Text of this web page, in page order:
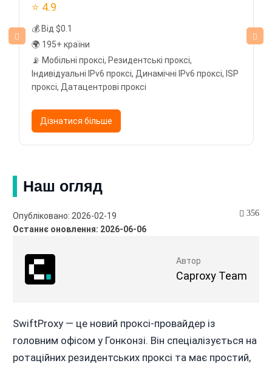
⭐ 4.9
💰 Від $0.1
🌍 195+ країни
📡 Мобільні проксі, Резидентські проксі,
Індивідуальні IPv6 проксі, Динамічні IPv6 проксі, ISP
проксі, Датацентрові проксі
Дізнатися більше
Наш огляд
Автор
Caproxy Team
Опубліковано: 2026-02-19
Останнє оновлення: 2026-06-06
356
SwiftProxy — це новий проксі-провайдер із
головним офісом у Гонконзі. Він спеціалізується на
ротаційних резидентських проксі та має простий,